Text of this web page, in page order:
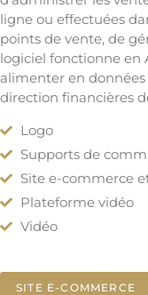
ligne ou effectuées
points de vente, de
logiciel fonctionne en
alimenter en
direction financières
Logo
Supports de
Site e-commerce
Plateforme vidéo
Vidéo
SITE E-COMMERCE